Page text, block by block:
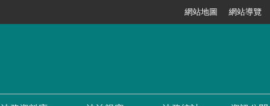
網站地圖 網站導覽